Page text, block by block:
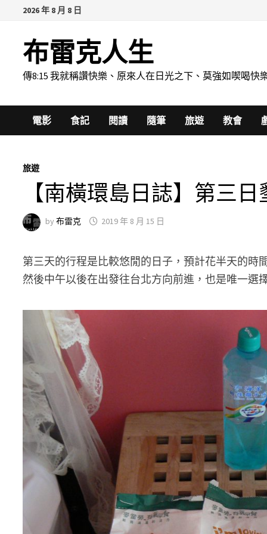
content
2026 年 8 月 8 日
布雷克人生
傳8:15 我就稱讚快樂、原來人在日光之下、莫強如喫喝
電影 食記 閱讀 隨筆 旅遊 教會
旅遊
【南橫環島日誌】第三
by布雷克 2019 年 8 月 15 日
第三天的行程是比較悠閒的日子，預計花半天的
然後中午以後在出發往台北方向前進，也是唯一選